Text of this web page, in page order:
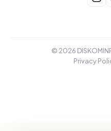
© 2026
Privacy